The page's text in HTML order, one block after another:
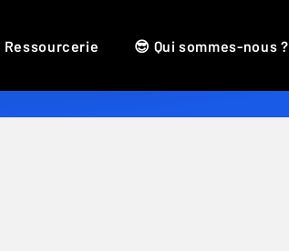
Ressourcerie 😎 Qui sommes-nous ?